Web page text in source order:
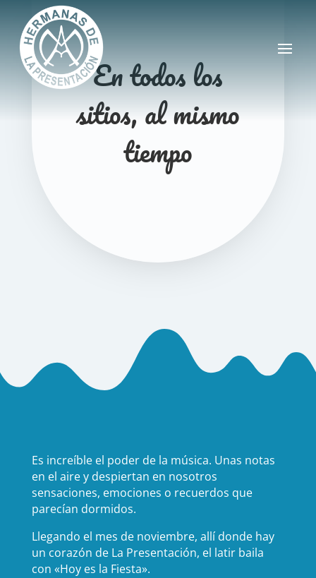
En todos los
sitios, al mismo
tiempo
Es increíble el poder de la música. Unas notas
en el aire y despiertan en nosotros
sensaciones, emociones o recuerdos que
parecían dormidos.
Llegando el mes de noviembre, allí donde hay
un corazón de La Presentación, el latir baila
con «Hoy es la Fiesta».